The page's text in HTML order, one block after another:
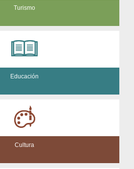
Turismo
Educación
Cultura